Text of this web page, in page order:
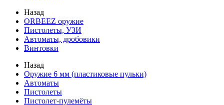
Назад
ORBEEZ оружие
Пистолеты, УЗИ
Автоматы, дробовики
Винтовки
Назад
Оружие 6 мм (пластиковые пульки)
Автоматы
Пистолеты
Пистолет-пулемёты